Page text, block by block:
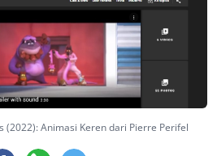
(2022): Animasi Keren dari Pierre Perifel